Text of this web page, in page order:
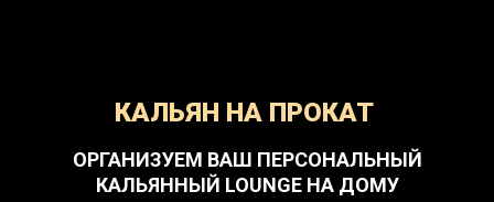
КАЛЬЯН НА ПРОКАТ
ОРГАНИЗУЕМ ВАШ ПЕРСОНАЛЬНЫЙ
КАЛЬЯННЫЙ LOUNGE НА ДОМУ